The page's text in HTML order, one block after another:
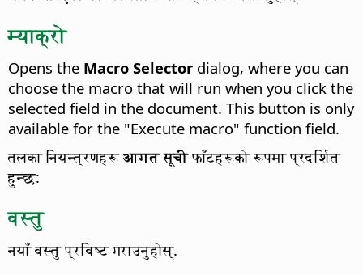
म्याक्रो
Opens the Macro Selector dialog, where you can
choose the macro that will run when you click the
selected field in the document. This button is only
available for the "Execute macro" function field.
तलका नियन्त्रणहरूआगत सूचीफाँटहरूको रूपमा प्रदर्शित
हुन्छ:
वस्तु
नयाँ वस्तु प्रविष्ट गराउनुहोस्.